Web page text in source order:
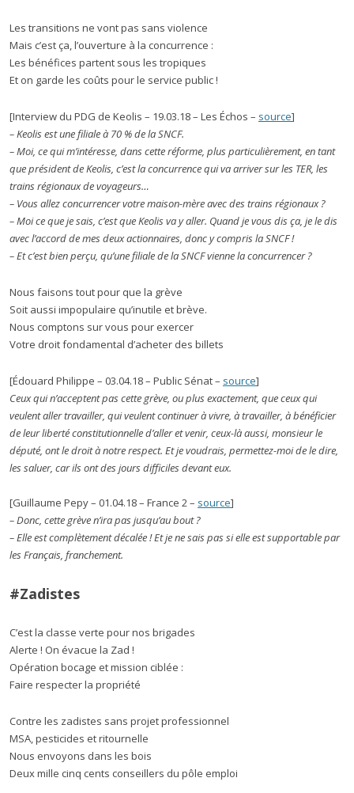
Les transitions ne vont pas sans violence
Mais c’est ça, l’ouverture à la concurrence :
Les bénéfices partent sous les tropiques
Et on garde les coûts pour le service public !
[Interview du PDG de Keolis – 19.03.18 – Les Échos – source]
– Keolis est une filiale à 70 % de la SNCF.
– Moi, ce qui m’intéresse, dans cette réforme, plus particulièrement, en tant
que président de Keolis, c’est la concurrence qui va arriver sur les TER, les
trains régionaux de voyageurs…
– Vous allez concurrencer votre maison-mère avec des trains régionaux ?
– Moi ce que je sais, c’est que Keolis va y aller. Quand je vous dis ça, je le dis
avec l’accord de mes deux actionnaires, donc y compris la SNCF !
– Et c’est bien perçu, qu’une filiale de la SNCF vienne la concurrencer ?
Nous faisons tout pour que la grève
Soit aussi impopulaire qu’inutile et brève.
Nous comptons sur vous pour exercer
Votre droit fondamental d’acheter des billets
[Édouard Philippe – 03.04.18 – Public Sénat – source]
Ceux qui n’acceptent pas cette grève, ou plus exactement, que ceux qui
veulent aller travailler, qui veulent continuer à vivre, à travailler, à bénéficier
de leur liberté constitutionnelle d’aller et venir, ceux-là aussi, monsieur le
député, ont le droit à notre respect. Et je voudrais, permettez-moi de le dire,
les saluer, car ils ont des jours difficiles devant eux.
[Guillaume Pepy – 01.04.18 – France 2 – source]
– Donc, cette grève n’ira pas jusqu’au bout ?
– Elle est complètement décalée ! Et je ne sais pas si elle est supportable par
les Français, franchement.
#Zadistes
C’est la classe verte pour nos brigades
Alerte ! On évacue la Zad !
Opération bocage et mission ciblée :
Faire respecter la propriété
Contre les zadistes sans projet professionnel
MSA, pesticides et ritournelle
Nous envoyons dans les bois
Deux mille cinq cents conseillers du pôle emploi